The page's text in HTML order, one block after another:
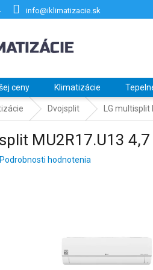
info@iklimatizacie.sk
ceny Klimatizácie
Dvojsplit LG
MU2R17.U13
Podrobnosti hodnotenia